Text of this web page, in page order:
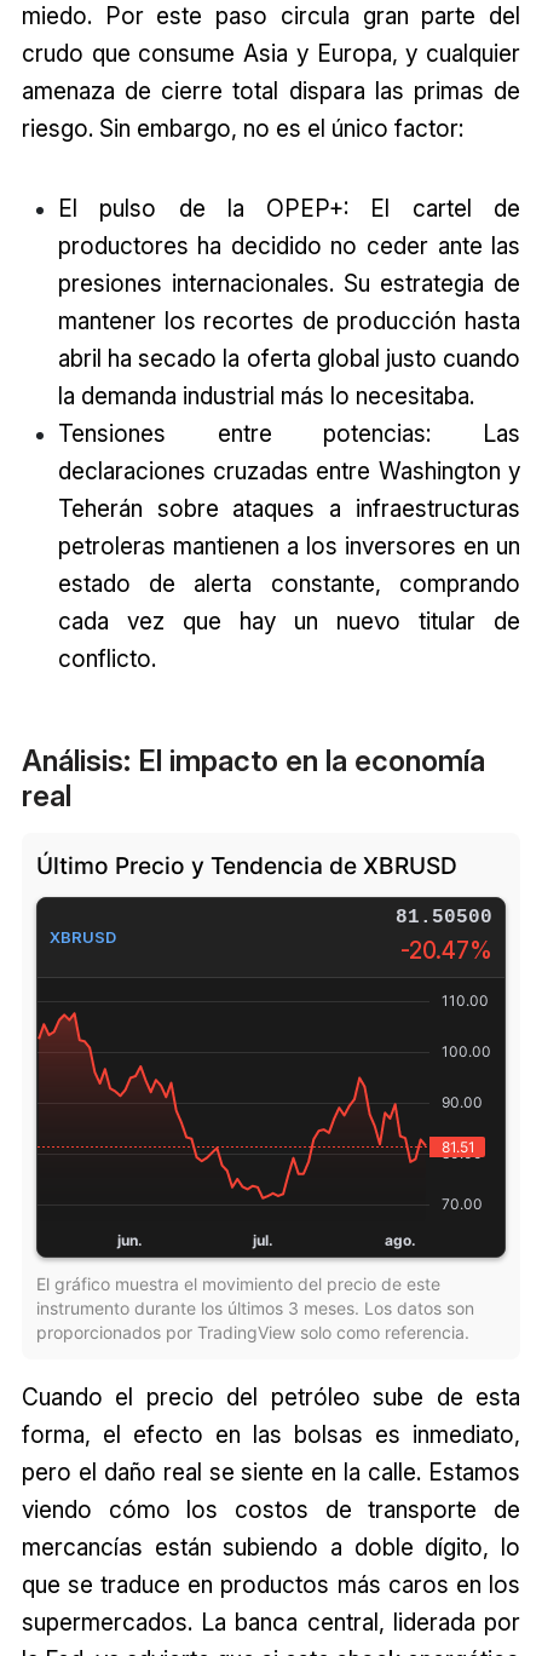
miedo. Por este paso circula gran parte del
crudo que consume Asia y Europa, y cualquier
amenaza de cierre total dispara las primas de
riesgo. Sin embargo, no es el único factor:
El pulso de la OPEP+: El cartel de
productores ha decidido no ceder ante las
presiones internacionales. Su estrategia de
mantener los recortes de producción hasta
abril ha secado la oferta global justo cuando
la demanda industrial más lo necesitaba.
Tensiones entre potencias: Las
declaraciones cruzadas entre Washington y
Teherán sobre ataques a infraestructuras
petroleras mantienen a los inversores en un
estado de alerta constante, comprando
cada vez que hay un nuevo titular de
conflicto.
Análisis: El impacto en la economía
real
Último Precio y Tendencia de XBRUSD
XBRUSD
81.50500
-20.47%
El gráfico muestra el movimiento del precio de este
instrumento durante los últimos 3 meses. Los datos son
proporcionados por TradingView solo como referencia.
Cuando el precio del petróleo sube de esta
forma, el efecto en las bolsas es inmediato,
pero el daño real se siente en la calle. Estamos
viendo cómo los costos de transporte de
mercancías están subiendo a doble dígito, lo
que se traduce en productos más caros en los
supermercados. La banca central, liderada por